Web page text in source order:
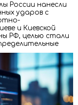
России нанесли
ударов с
и Киевской
РФ, целью стали